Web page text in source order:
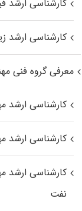
کارشناسی ارشد
کارشناسی ارشد
معرفی گروه فنی
کارشناسی ارشد
کارشناسی ارشد
کارشناسی ارشد
نفت